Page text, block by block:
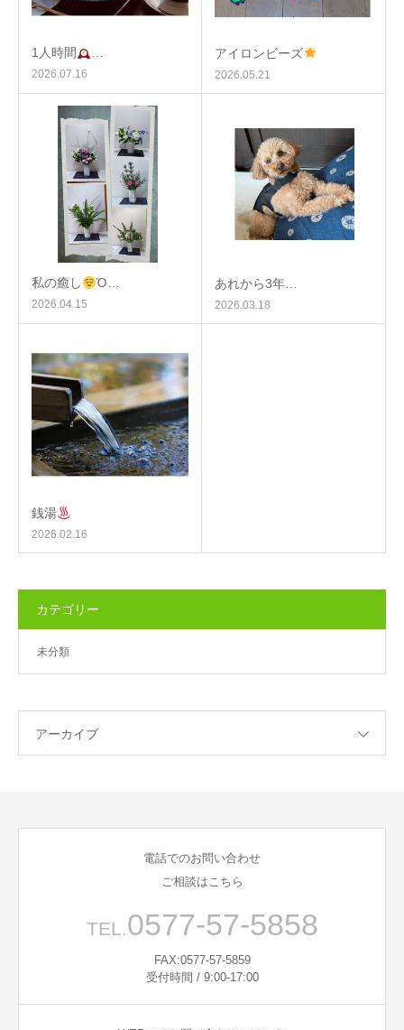
1人時間
2026.07.16
アイロンビーズ
2026.05.21
私の癒し Ὁ…
2026.04.15
あれから3年…
2026.03.18
銭湯
2026.02.16
カテゴリー
未分類
アーカイブ
電話でのお問い合わせ
ご相談はこちら
TEL.0577-57-5858
FAX:0577-57-5859
受付時間 / 9:00-17:00